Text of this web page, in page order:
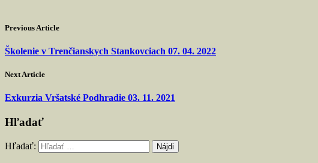
Previous Article
Školenie v Trenčianskych Stankovciach 07. 04. 2022
Next Article
Exkurzia Vršatské Podhradie 03. 11. 2021
Hľadať
Hľadať: